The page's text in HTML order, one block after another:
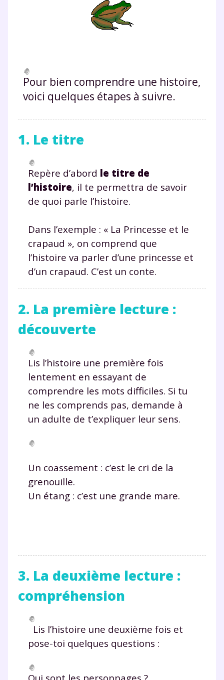
Pour bien comprendre une histoire,
voici quelques étapes à suivre.
1. Le titre
Repère d’abord le titre de
l’histoire, il te permettra de savoir
de quoi parle l’histoire.
Dans l’exemple : « La Princesse et le
crapaud », on comprend que
l’histoire va parler d’une princesse et
d’un crapaud. C’est un conte.
2. La première lecture :
découverte
Lis l’histoire une première fois
lentement en essayant de
comprendre les mots difficiles. Si tu
ne les comprends pas, demande à
un adulte de t’expliquer leur sens.
Un coassement : c’est le cri de la
grenouille.
Un étang : c’est une grande mare.
3. La deuxième lecture :
compréhension
Lis l’histoire une deuxième fois et
pose-toi quelques questions :